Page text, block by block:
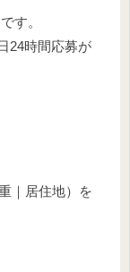
す。
24時間応募が
｜居住地）を